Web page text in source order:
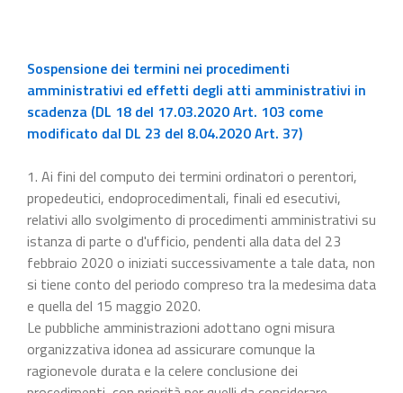
Sospensione dei termini nei procedimenti
amministrativi ed effetti degli atti amministrativi in
scadenza (DL 18 del 17.03.2020 Art. 103 come
modificato dal DL 23 del 8.04.2020 Art. 37)
1. Ai fini del computo dei termini ordinatori o perentori,
propedeutici, endoprocedimentali, finali ed esecutivi,
relativi allo svolgimento di procedimenti amministrativi su
istanza di parte o d'ufficio, pendenti alla data del 23
febbraio 2020 o iniziati successivamente a tale data, non
si tiene conto del periodo compreso tra la medesima data
e quella del 15 maggio 2020.
Le pubbliche amministrazioni adottano ogni misura
organizzativa idonea ad assicurare comunque la
ragionevole durata e la celere conclusione dei